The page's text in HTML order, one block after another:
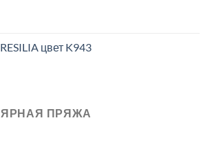
цвет K943
ПРЯЖА